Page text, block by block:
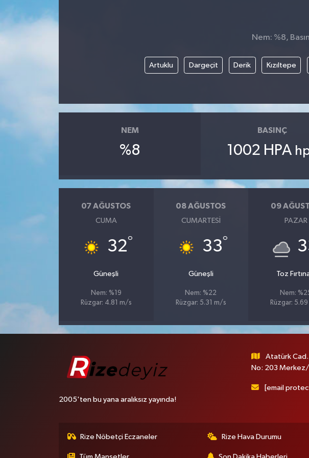
Nem: %8,
Artuklu Dargeçit Derik Kızıltepe
NEM
%8
BASINÇ
1002 HPA
07 AĞUSTOS
CUMA
32°
Güneşli
Nem: %19
Rüzgar: 4.81 m/s
08 AĞUSTOS
CUMARTESI
33°
Güneşli
Nem: %22
Rüzgar: 5.31 m/s
09
PAZAR
Toz
Nem:
Rüzgar:
2005'ten bu yana aralıksız yayında!
Atatürk Cad.
No: 203 Merkez/
[email
Rize Nöbetçi Eczaneler Rize Hava Durumu